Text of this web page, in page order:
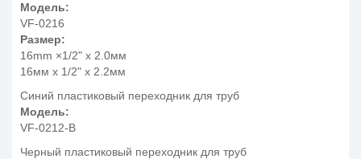
Модель:
VF-0216
Размер:
16mm ×1/2" x 2.0мм
16мм x 1/2" x 2.2мм
Синий пластиковый переходник для труб
Модель:
VF-0212-B
Черный пластиковый переходник для труб